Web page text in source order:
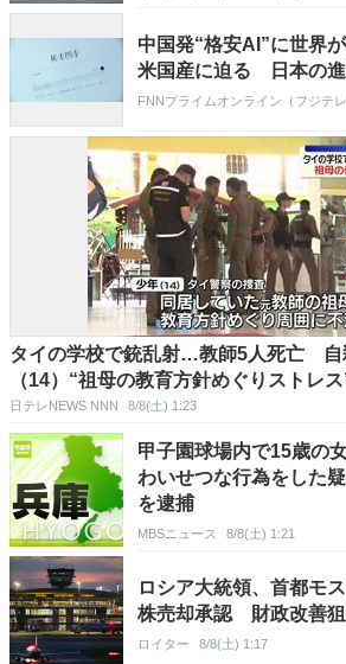
中国発“格安AI”に世界
米国産に迫る 日本の
FNNプライムオンライン（フジテレ
タイの学校で銃乱射…教師5人死亡 自
（14）“祖母の教育方針めぐりストレ
日テレNEWS NNN 8/8(土) 1:23
甲子園球場内で15歳の
わいせつな行為をした
を逮捕
MBSニュース 8/8(土) 1:21
ロシア大統領、首都モ
株売却承認 財政改善
ロイター 8/8(土) 1:17